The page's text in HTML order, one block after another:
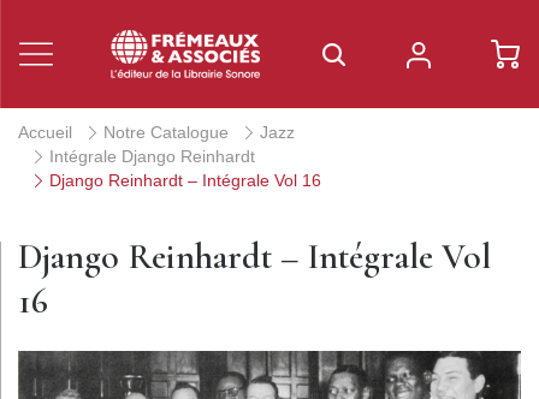
Accueil Notre Catalogue
Jazz
Intégrale Django Reinhardt
Django Reinhardt – Intégrale Vol 16
Django Reinhardt – Intégrale Vol
16